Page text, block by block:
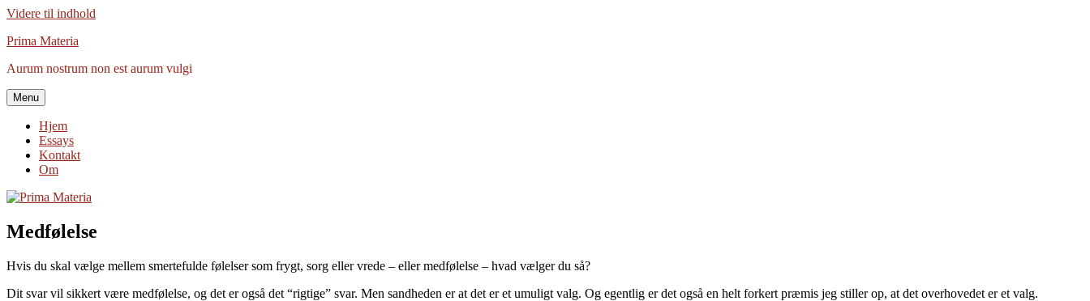
Videre til indhold
Prima Materia
Aurum nostrum non est aurum vulgi
Menu
Hjem
Essays
Kontakt
Om
Medfølelse
Hvis du skal vælge mellem smertefulde følelser som frygt, sorg eller vrede – eller medfølelse – hvad vælger du så?
Dit svar vil sikkert være medfølelse, og det er også det “rigtige” svar. Men sandheden er at det er et umuligt valg. Og egentlig er det også en helt forkert præmis jeg stiller op, at det overhovedet er et valg.